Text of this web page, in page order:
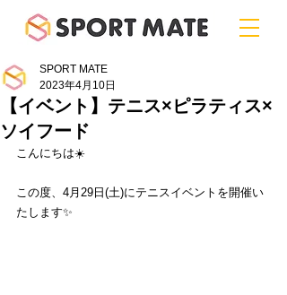
【イベント】テニス×ピラティス×
ソイフード
SPORT MATE
2023年4月10日
こんにちは☀️
この度、4月29日(土)にテニスイベントを開催い
たします✨